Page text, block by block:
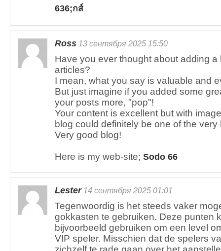
636;กส์
Ross 13 сентября 2025 15:50
Have you ever thought about adding a
articles?
I mean, what you say is valuable and
But just imagine if you added some
your posts more, "pop"!
Your content is excellent but with
blog could definitely be one of the very
Very good blog!
Here is my web-site; Sodo 66
Lester14 сентября 2025 01:01
Tegenwoordig is het steeds vaker
gokkasten te gebruiken. Deze punten
bijvoorbeeld gebruiken om een level
VIP speler. Misschien dat de spelers